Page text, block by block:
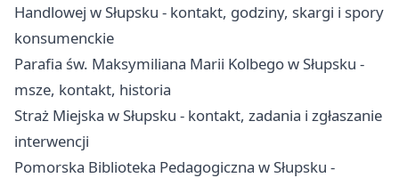
Handlowej w Słupsku - kontakt, godziny, skargi i spory
konsumenckie
Parafia św. Maksymiliana Marii Kolbego w Słupsku -
msze, kontakt, historia
Straż Miejska w Słupsku - kontakt, zadania i zgłaszanie
interwencji
Pomorska Biblioteka Pedagogiczna w Słupsku -